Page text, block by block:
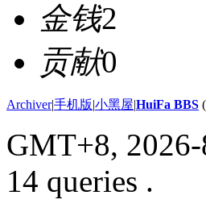
金钱2
贡献0
Archiver|手机版|小黑屋|HuiFa BBS (
GMT+8,
14 queries .